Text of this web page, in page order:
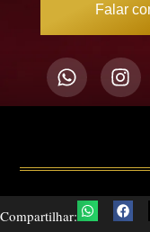
Falar
Compartilhar: